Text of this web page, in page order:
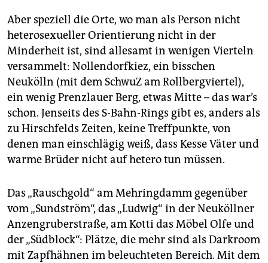
Die Magnus Hirschfeld Gesellschaft wird mit der
Initiative Queer Nations Lectures mit internationalen
Wissenschaftler*innen – Thema: Hirschfelds
politisches Erbe – vom November 2018 bis Juni 2019,
dem 50. Jahrestag der queeren Aufstände gegen
Polizei- und Mafiawillkür rund um das Stonewall Inn in
New York, eine Queer-­Lectures-Reihe veranstalten.
Vom 27. bis 29. Juni 2019findet im Haus der Kulturen
der Welt die ALMS-Konferenz statt, das internationale
Treffen der schwulen, lesbischen, trans*- und queeren
Archive, Museen und Sammlungen.
Im Herbst 2019gibt es ein Kolloquium der Initiative
Queer Nations e. V. gemeinsam mit anderen
Institutionen: „Queering 30. Januar 1933“ – Was die
NS-Machtübernahme für die queeren Szenen in
Deutschland bedeutet hat.(jaf)
Aber speziell die Orte, wo man als Person nicht
heterosexueller Orientierung nicht in der
Minderheit ist, sind allesamt in wenigen Vierteln
versammelt: Nollendorfkiez, ein bisschen
Neukölln (mit dem SchwuZ am Rollbergviertel),
ein wenig Prenzlauer Berg, etwas Mitte – das war’s
schon. Jenseits des S-Bahn-Rings gibt es, anders als
zu Hirschfelds Zeiten, keine Treffpunkte, von
denen man einschlägig weiß, dass Kesse Väter und
warme Brüder nicht auf hetero tun müssen.
Das „Rauschgold“ am Meh­ringdamm gegenüber
vom „Sundström“, das „Ludwig“ in der Neuköllner
Anzengruberstraße, am Kotti das Möbel Olfe und
der „Südblock“: Plätze, die mehr sind als Darkroom
mit Zapfhähnen im beleuchteten Bereich. Mit dem